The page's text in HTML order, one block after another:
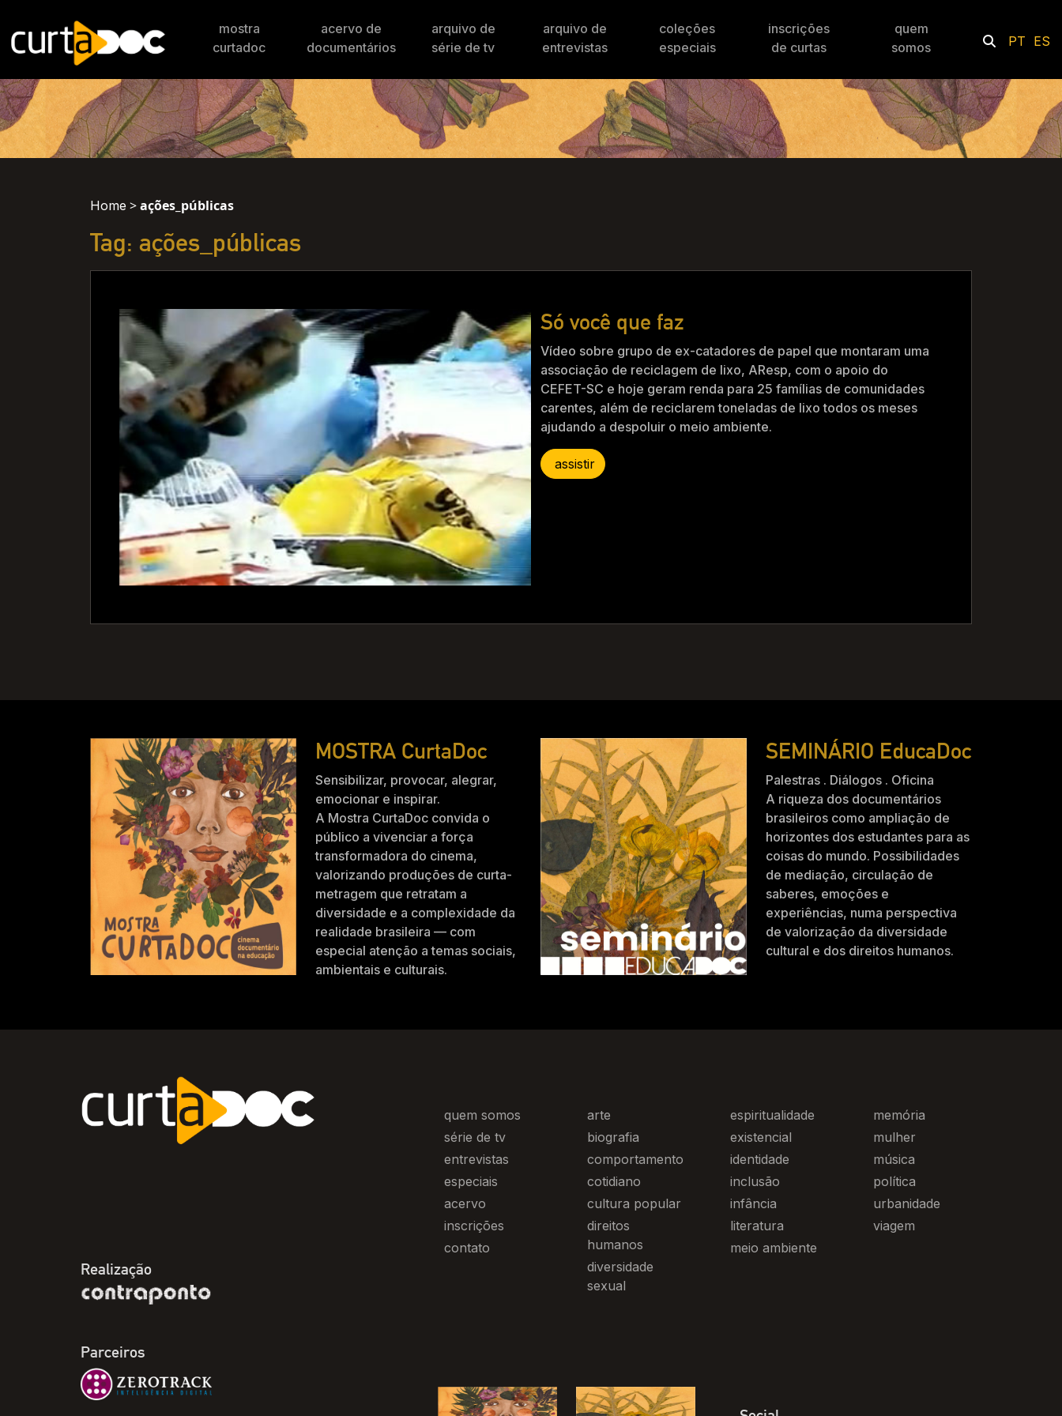
mostra
curtadoc
acervo de
documentários
arquivo de
série de tv
arquivo de
entrevistas
coleções
especiais
inscrições
de curtas
quem
somos
PT ES
Home >ações_públicas
Tag: ações_públicas
Só você que faz
Vídeo sobre grupo de ex-catadores de papel que montaram uma
associação de reciclagem de lixo, AResp, com o apoio do
CEFET-SC e hoje geram renda para 25 famílias de comunidades
carentes, além de reciclarem toneladas de lixo todos os meses
ajudando a despoluir o meio ambiente.
assistir
MOSTRA CurtaDoc
Sensibilizar, provocar, alegrar,
emocionar e inspirar.
A Mostra CurtaDoc convida o
público a vivenciar a força
transformadora do cinema,
valorizando produções de curta-
metragem que retratam a
diversidade e a complexidade da
realidade brasileira — com
especial atenção a temas sociais,
ambientais e culturais.
SEMINÁRIO EducaDoc
Palestras . Diálogos . Oficina
A riqueza dos documentários
brasileiros como ampliação de
horizontes dos estudantes para as
coisas do mundo. Possibilidades
de mediação, circulação de
saberes, emoções e
experiências, numa perspectiva
de valorização da diversidade
cultural e dos direitos humanos.
Realização
Parceiros
quem somos
série de tv
entrevistas
especiais
acervo
inscrições
contato
arte
biografia
comportamento
cotidiano
cultura popular
direitos
humanos
diversidade
sexual
espiritualidade
existencial
identidade
inclusão
infância
literatura
meio ambiente
memória
mulher
música
política
urbanidade
viagem